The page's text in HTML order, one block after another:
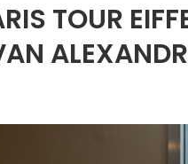
TOUR